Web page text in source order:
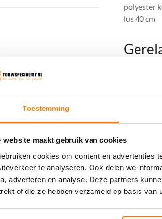
Toestemming
website maakt gebruik van cookies
cookies om content en advertenties
te analyseren. Ook delen we
adverteren en analyse. Deze partners
of die ze hebben verzameld op basis van
polyester
lus 40 cm
16MM 15
rope